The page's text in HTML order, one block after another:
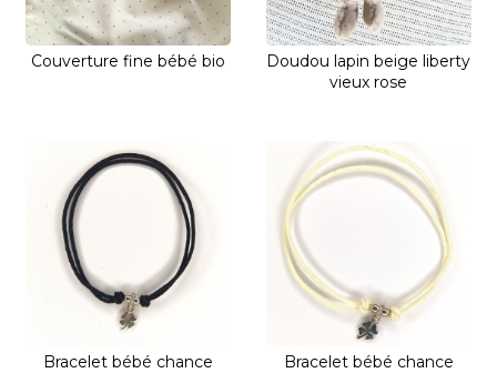
Couverture fine bébé bio
Doudou lapin beige liberty
vieux rose
Bracelet bébé chance Bracelet bébé chance